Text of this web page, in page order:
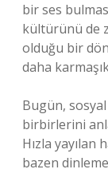
bir ses
kültürünü de
olduğu bir
daha
Bugün,
birbirlerini
Hızla
bazen